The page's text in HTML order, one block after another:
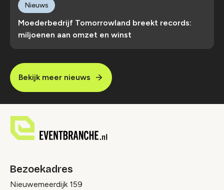
Moederbedrijf Tomorrowland breekt records:
miljoenen aan omzet en winst
Nieuws
Bekijk meer nieuws
Bezoekadres
Nieuwemeerdijk 159